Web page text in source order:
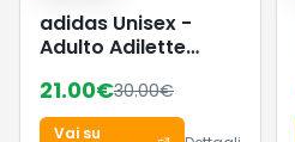
adidas Unisex -
Adulto Adilette
Distilled Pink/crystal
white/dash grey,
21.00€30.00€
Vai su